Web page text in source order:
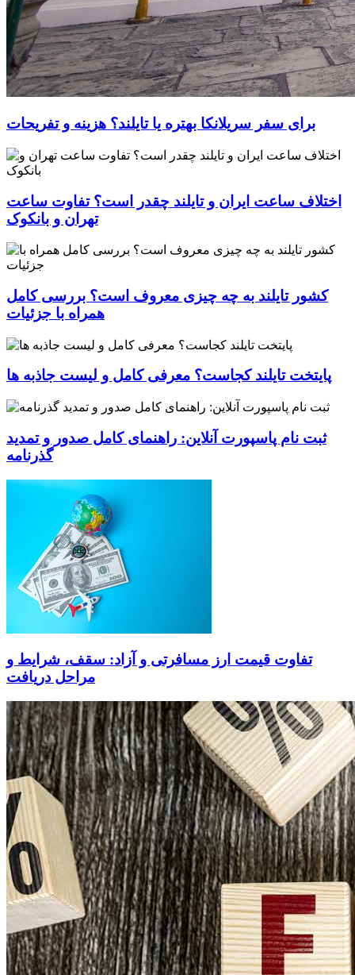
برای سفر سریلانکا بهتره یا تایلند؟ هزینه و تفریحات
اختلاف ساعت ایران و تایلند چقدر است؟ تفاوت ساعت
تهران و بانکوک
کشور تایلند به چه چیزی معروف است؟ بررسی کامل
همراه با جزئیات
پایتخت تایلند کجاست؟ معرفی کامل و لیست جاذبه ها
ثبت نام پاسپورت آنلاین: راهنمای کامل صدور و تمدید
گذرنامه
تفاوت قیمت ارز مسافرتی و آزاد: سقف، شرایط و
مراحل دریافت